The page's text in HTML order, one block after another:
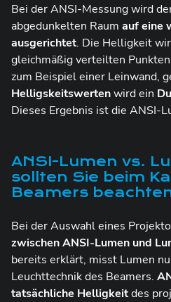
Bei der ANSI-Messung wird
abgedunkelten Raum auf eine
ausgerichtet. Die Helligkeit
gleichmäßig verteilten
zum Beispiel einer Leinwand,
Helligskeitswertenwird ein
Dieses Ergebnis ist die ANSI-
ANSI-Lumen vs.
sollten Sie beim
Beamers
Bei der Auswahl eines
zwischen ANSI-Lumen und
bereits erklärt, misst Lumen
Leuchttechnik des Beamers.
tatsächliche Helligkeitdes